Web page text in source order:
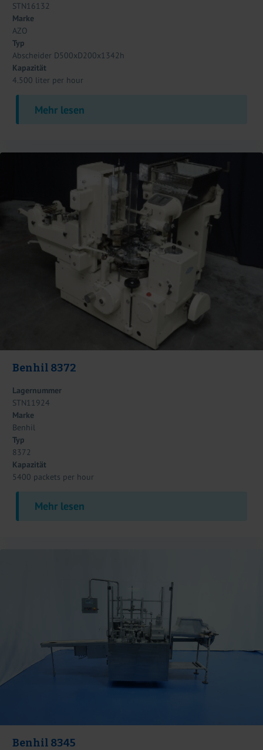
STN16132
Marke
AZO
Typ
Abscheider D500xD200x1342h
Kapazität
4.500 liter per hour
Mehr lesen
Benhil 8372
Lagernummer
STN11924
Marke
Benhil
Typ
8372
Kapazität
5400 packets per hour
Mehr lesen
Benhil 8345